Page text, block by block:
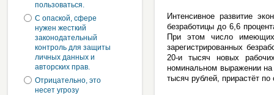
пользоваться.
С опаской, сфере
нужен жесткий
законодательный
контроль для защиты
личных данных и
авторских прав.
Отрицательно, это
несет угрозу
Интенсивное развитие
безработицы до 6,6
При этом число
зарегистрированных
20-и тысяч новых
номинальном выражении на
тысяч рублей, прирастёт